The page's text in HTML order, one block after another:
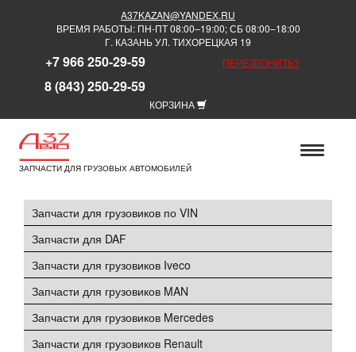
A37KAZAN@YANDEX.RU
ВРЕМЯ РАБОТЫ: ПН-ПТ 08:00–19:00; СБ 08:00–18:00
Г. КАЗАНЬ УЛ. ТИХОРЕЦКАЯ 19
+7 966 250-29-59
8 (843) 250-29-59
ПЕРЕЗВОНИТЬ?
КОРЗИНА
ЗАПЧАСТИ ДЛЯ ГРУЗОВЫХ АВТОМОБИЛЕЙ
Запчасти для грузовиков по VIN
Запчасти для DAF
Запчасти для грузовиков Iveco
Запчасти для грузовиков MAN
Запчасти для грузовиков Mercedes
Запчасти для грузовиков Renault